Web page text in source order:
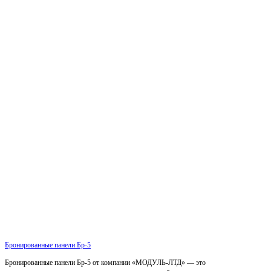
Бронированные панели Бр-5
Бронированные панели Бр-5 от компании «МОДУЛЬ-ЛТД» — это